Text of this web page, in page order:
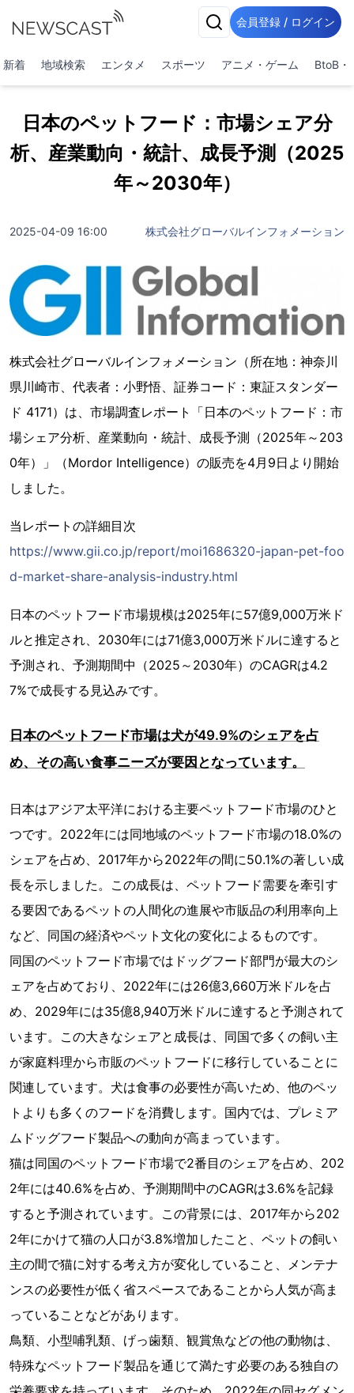
会員登録 / ログイン
新着 地域検索 エンタメ スポーツ アニメ・ゲーム BtoB・
日本のペットフード：市場シェア分
析、産業動向・統計、成長予測（2025
年～2030年）
2025-04-09 16:00 株式会社グローバルインフォメーション
株式会社グローバルインフォメーション（所在地：神奈川
県川崎市、代表者：小野悟、証券コード：東証スタンダー
ド 4171）は、市場調査レポート「日本のペットフード：市
場シェア分析、産業動向・統計、成長予測（2025年～203
0年）」（Mordor Intelligence）の販売を4月9日より開始
しました。
当レポートの詳細目次
https://www.gii.co.jp/report/moi1686320-japan-pet-foo
d-market-share-analysis-industry.html
日本のペットフード市場規模は2025年に57億9,000万米ド
ルと推定され、2030年には71億3,000万米ドルに達すると
予測され、予測期間中（2025～2030年）のCAGRは4.2
7%で成長する見込みです。
日本のペットフード市場は犬が49.9%のシェアを占
め、その高い食事ニーズが要因となっています。
日本はアジア太平洋における主要ペットフード市場のひと
つです。2022年には同地域のペットフード市場の18.0%の
シェアを占め、2017年から2022年の間に50.1%の著しい成
長を示しました。この成長は、ペットフード需要を牽引す
る要因であるペットの人間化の進展や市販品の利用率向上
など、同国の経済やペット文化の変化によるものです。
同国のペットフード市場ではドッグフード部門が最大のシ
ェアを占めており、2022年には26億3,660万米ドルを占
め、2029年には35億8,940万米ドルに達すると予測されて
います。この大きなシェアと成長は、同国で多くの飼い主
が家庭料理から市販のペットフードに移行していることに
関連しています。犬は食事の必要性が高いため、他のペッ
トよりも多くのフードを消費します。国内では、プレミア
ムドッグフード製品への動向が高まっています。
猫は同国のペットフード市場で2番目のシェアを占め、202
2年には40.6%を占め、予測期間中のCAGRは3.6%を記録
すると予測されています。この背景には、2017年から202
2年にかけて猫の人口が3.8%増加したこと、ペットの飼い
主の間で猫に対する考え方が変化していること、メンテナ
ンスの必要性が低く省スペースであることから人気が高ま
っていることなどがあります。
鳥類、小型哺乳類、げっ歯類、観賞魚などの他の動物は、
特殊なペットフード製品を通じて満たす必要のある独自の